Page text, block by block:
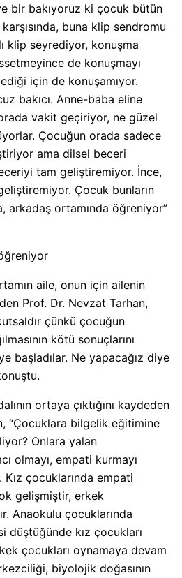
bir bakıyoruz ki çocuk bütün
buna klip sendromu
klip seyrediyor, konuşma
de konuşmayı
için de konuşamıyor.
bakıcı. Anne-baba eline
vakit geçiriyor, ne güzel
Çocuğun orada sadece
ama dilsel beceri
tam geliştiremiyor. İnce,
Çocuk bunların
arkadaş ortamında öğreniyor”
aile, onun için ailenin
Prof. Dr. Nevzat Tarhan,
çünkü çocuğun
kötü sonuçlarını
başladılar. Ne yapacağız diye
ortaya çıktığını kaydeden
“Çocuklara bilgelik eğitimine
Onlara yalan
olmayı, empati kurmayı
çocuklarında empati
gelişmiştir, erkek
Anaokulu çocuklarında
düştüğünde kız çocukları
çocukları oynamaya devam
biyolojik doğasının